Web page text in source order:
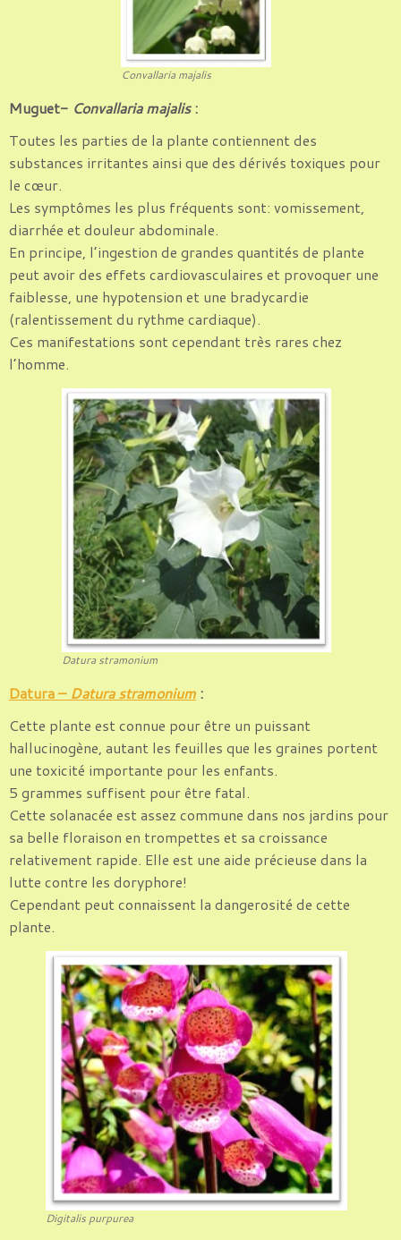
Convallaria majalis
Muguet- Convallaria majalis:
Toutes les parties de la plante contiennent des
substances irritantes ainsi que des dérivés toxiques pour
le cœur.
Les symptômes les plus fréquents sont: vomissement,
diarrhée et douleur abdominale.
En principe, l’ingestion de grandes quantités de plante
peut avoir des effets cardiovasculaires et provoquer une
faiblesse, une hypotension et une bradycardie
(ralentissement du rythme cardiaque).
Ces manifestations sont cependant très rares chez
l’homme.
Datura stramonium
Datura – Datura stramonium :
Cette plante est connue pour être un puissant
hallucinogène, autant les feuilles que les graines portent
une toxicité importante pour les enfants.
5 grammes suffisent pour être fatal.
Cette solanacée est assez commune dans nos jardins pour
sa belle floraison en trompettes et sa croissance
relativement rapide. Elle est une aide précieuse dans la
lutte contre les doryphore!
Cependant peut connaissent la dangerosité de cette
plante.
Digitalis purpurea